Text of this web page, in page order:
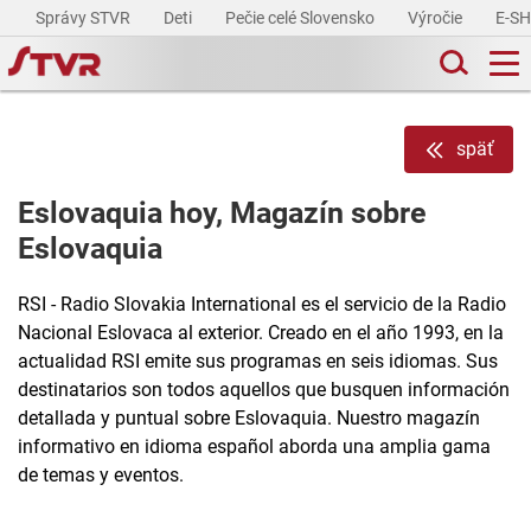
Správy STVR Deti Pečie celé Slovensko Výročie E-
späť
Eslovaquia hoy, Magazín sobre
Eslovaquia
RSI - Radio Slovakia International es el servicio de la Radio
Nacional Eslovaca al exterior. Creado en el año 1993, en la
actualidad RSI emite sus programas en seis idiomas. Sus
destinatarios son todos aquellos que busquen información
detallada y puntual sobre Eslovaquia. Nuestro magazín
informativo en idioma español aborda una amplia gama
de temas y eventos.